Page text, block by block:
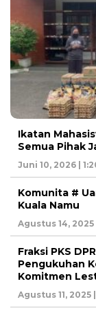
Ikatan
Semua Pihak
Juni 10, 2026 |
Komunita #
Kuala Namu
Agustus 14, 2025
Fraksi PKS
Pengukuhan
Komitmen
Agustus 11, 2025